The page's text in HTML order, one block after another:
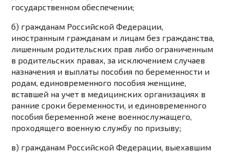
государственном обеспечении;
б) гражданам Российской Федерации,
иностранным гражданам и лицам без гражданства,
лишенным родительских прав либо ограниченным
в родительских правах, за исключением случаев
назначения и выплаты пособия по беременности и
родам, единовременного пособия женщине,
вставшей на учет в медицинских организациях в
ранние сроки беременности, и единовременного
пособия беременной жене военнослужащего,
проходящего военную службу по призыву;
в) гражданам Российской Федерации, выехавшим